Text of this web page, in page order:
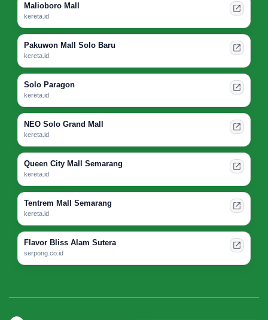
Malioboro Mall
kereta.id
Pakuwon Mall Solo Baru
kereta.id
Solo Paragon
kereta.id
NEO Solo Grand Mall
kereta.id
Queen City Mall Semarang
kereta.id
Tentrem Mall Semarang
kereta.id
Flavor Bliss Alam Sutera
serpong.co.id